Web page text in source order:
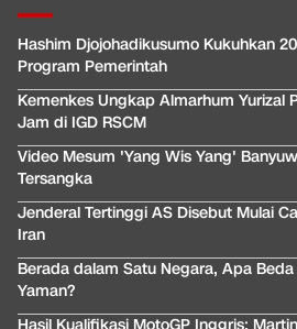
Hashim Djojohadikusumo Kukuhkan
Program Pemerintah
Kemenkes Ungkap Almarhum Yurizal
Jam di IGD RSCM
Video Mesum 'Yang Wis Yang'
Tersangka
Jenderal Tertinggi AS Disebut Mulai
Iran
Berada dalam Satu Negara, Apa
Yaman?